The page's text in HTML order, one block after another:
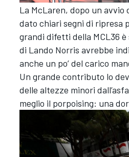
La McLaren, dopo un
dato chiari segni di ripresa
grandi difetti della MCL36
di Lando Norris avrebbe
anche un po’ del carico
Un grande contributo lo
delle altezze minori
meglio il porpoising: una